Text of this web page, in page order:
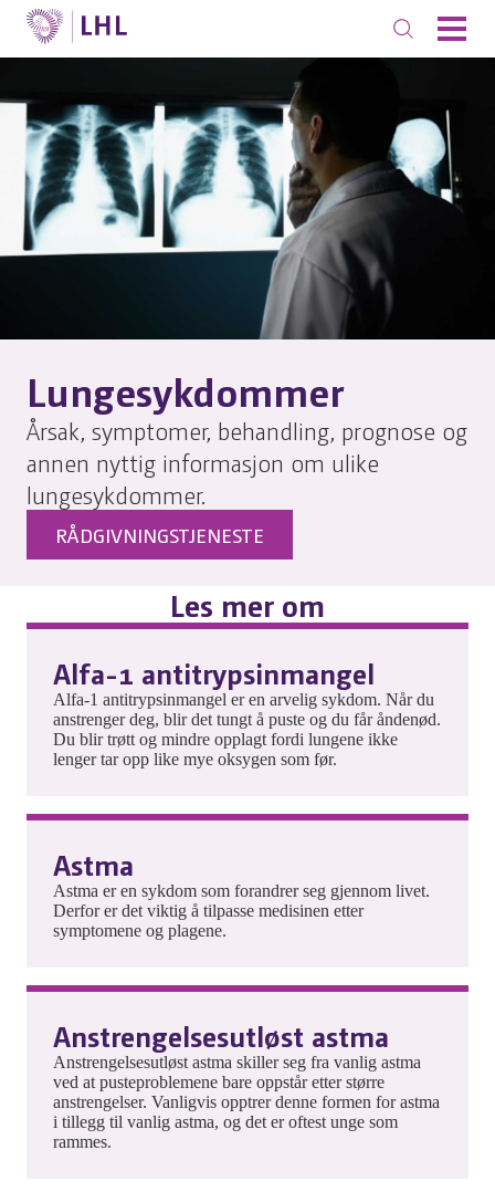
Lungesykdommer
Årsak, symptomer, behandling, prognose og
annen nyttig informasjon om ulike
lungesykdommer.
RÅDGIVNINGSTJENESTE
Les mer om
Alfa-1 antitrypsinmangel
Alfa-1 antitrypsinmangel er en arvelig sykdom. Når du
anstrenger deg, blir det tungt å puste og du får åndenød.
Du blir trøtt og mindre opplagt fordi lungene ikke
lenger tar opp like mye oksygen som før.
Astma
Astma er en sykdom som forandrer seg gjennom livet.
Derfor er det viktig å tilpasse medisinen etter
symptomene og plagene.
Anstrengelsesutløst astma
Anstrengelsesutløst astma skiller seg fra vanlig astma
ved at pusteproblemene bare oppstår etter større
anstrengelser. Vanligvis opptrer denne formen for astma
i tillegg til vanlig astma, og det er oftest unge som
rammes.